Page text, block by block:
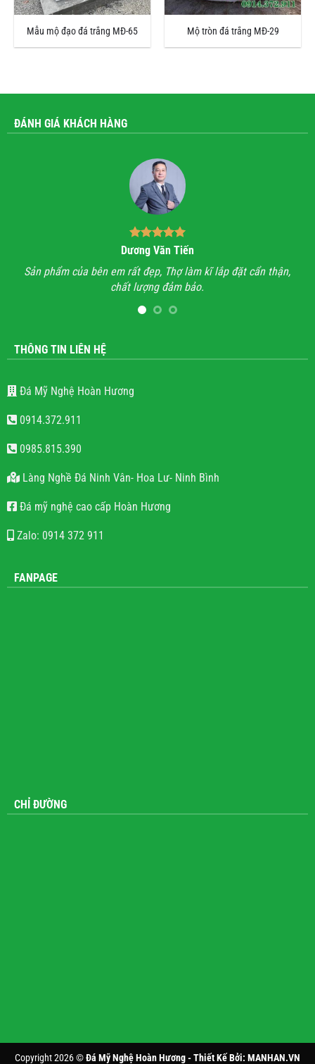
Mẫu mộ đạo đá trắng MĐ-65 Mộ tròn đá trắng MĐ-29
ĐÁNH GIÁ KHÁCH HÀNG
Dương Văn Tiến
Sản phẩm của bên em rất đẹp, Thợ làm kĩ lắp đặt cẩn thận,
chất lượng đảm bảo.
THÔNG TIN LIÊN HỆ
Đá Mỹ Nghệ Hoàn Hương
0914.372.911
0985.815.390
Làng Nghề Đá Ninh Vân- Hoa Lư- Ninh Bình
Đá mỹ nghệ cao cấp Hoàn Hương
Zalo: 0914 372 911
FANPAGE
CHỈ ĐƯỜNG
Copyright 2026 ©Đá Mỹ Nghệ Hoàn Hương - Thiết Kế Bởi: MANHAN.VN